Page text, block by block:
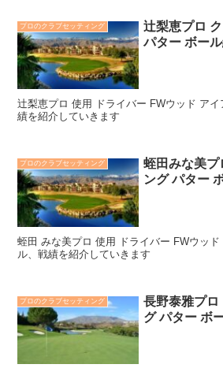
プロのクラブセッティング
辻梨恵プロ
パター ボー
辻梨恵プロ 使用 ドライバー FWウッド ア
績を紹介していきます
プロのクラブセッティング
蛭田みな美プ
ング パター
蛭田 みな美プロ 使用 ドライバー FWウッ
ル、戦績を紹介していきます
プロのクラブセッティング
長野泰雅プロ
グ パター ボ